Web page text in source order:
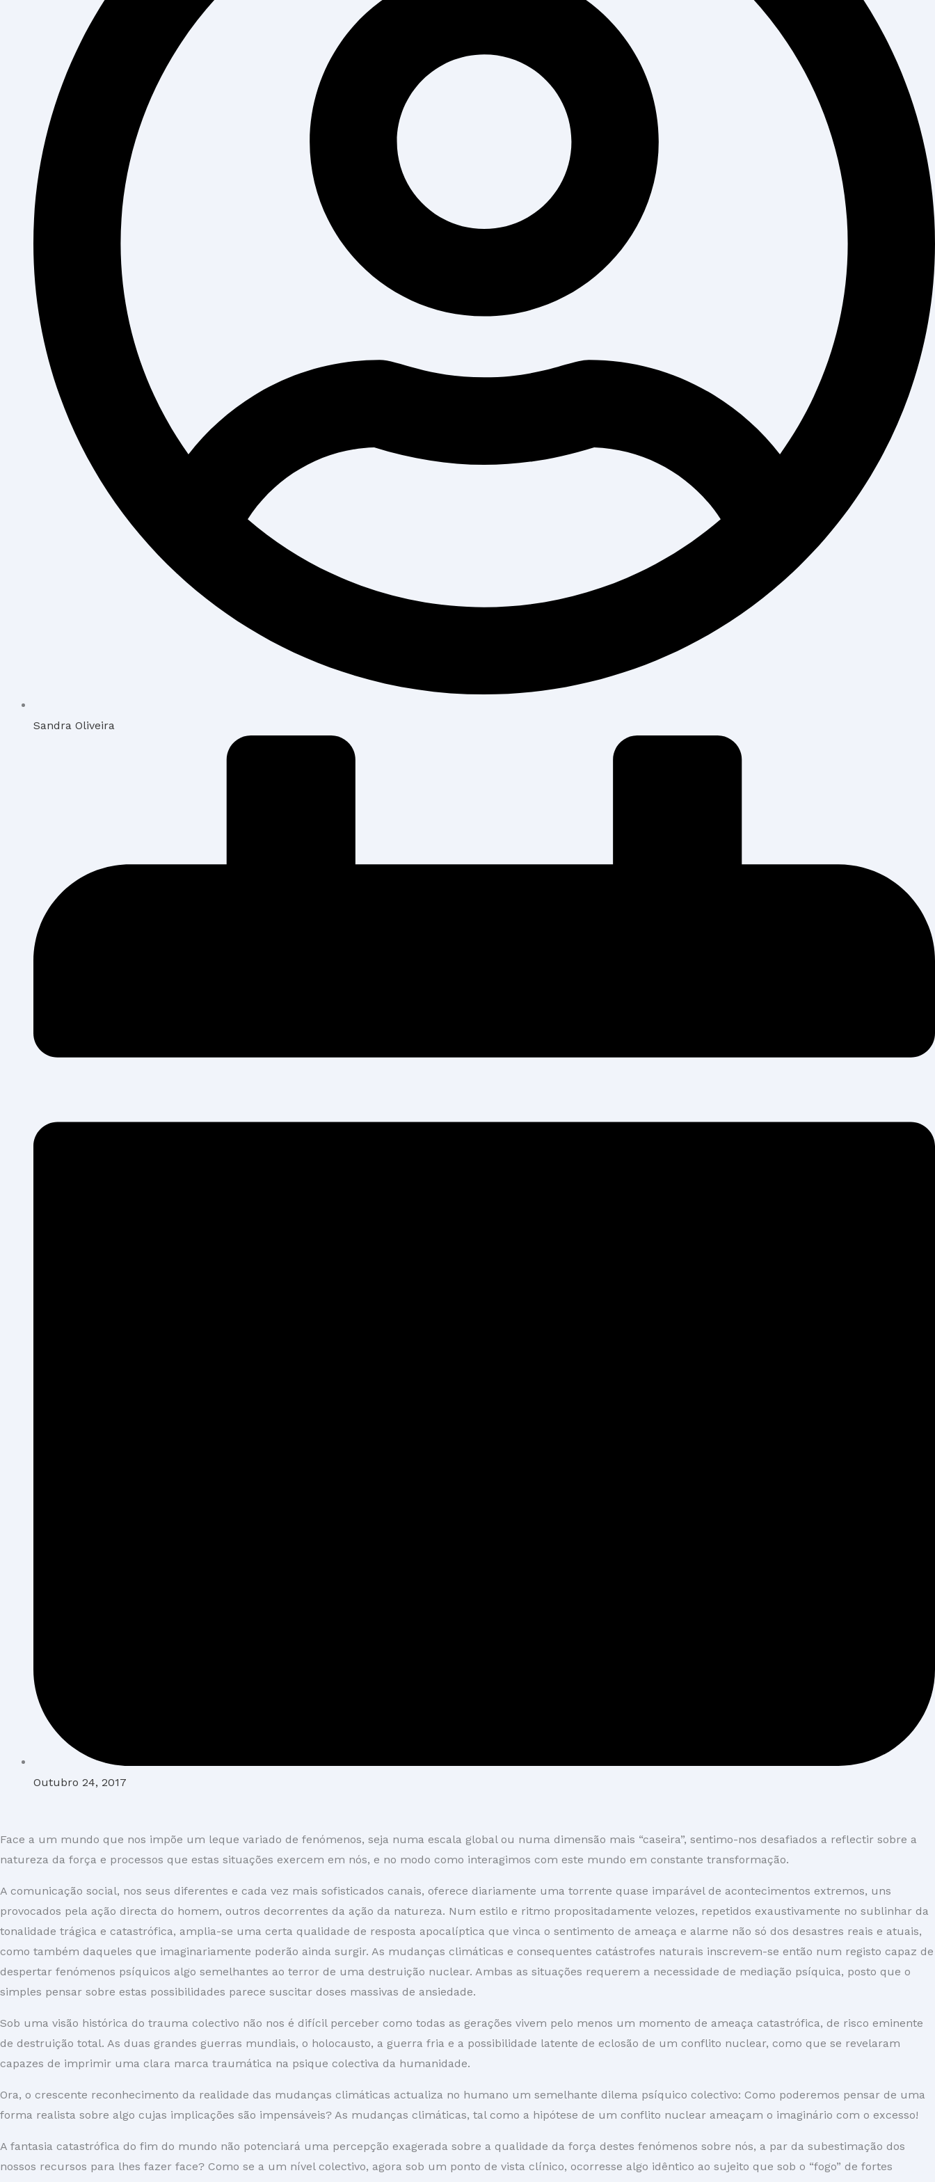
Sandra Oliveira
Outubro 24, 2017
Face a um mundo que nos impõe um leque variado de fenómenos, seja numa escala global ou numa dimensão mais “caseira”, sentimo-nos desafiados a reflectir sobre a
natureza da força e processos que estas situações exercem em nós, e no modo como interagimos com este mundo em constante transformação.
A comunicação social, nos seus diferentes e cada vez mais sofisticados canais, oferece diariamente uma torrente quase imparável de acontecimentos extremos, uns
provocados pela ação directa do homem, outros decorrentes da ação da natureza. Num estilo e ritmo propositadamente velozes, repetidos exaustivamente no sublinhar da
tonalidade trágica e catastrófica, amplia-se uma certa qualidade de resposta apocalíptica que vinca o sentimento de ameaça e alarme não só dos desastres reais e atuais,
como também daqueles que imaginariamente poderão ainda surgir. As mudanças climáticas e consequentes catástrofes naturais inscrevem-se então num registo capaz de
despertar fenómenos psíquicos algo semelhantes ao terror de uma destruição nuclear. Ambas as situações requerem a necessidade de mediação psíquica, posto que o
simples pensar sobre estas possibilidades parece suscitar doses massivas de ansiedade.
Sob uma visão histórica do trauma colectivo não nos é difícil perceber como todas as gerações vivem pelo menos um momento de ameaça catastrófica, de risco eminente
de destruição total. As duas grandes guerras mundiais, o holocausto, a guerra fria e a possibilidade latente de eclosão de um conflito nuclear, como que se revelaram
capazes de imprimir uma clara marca traumática na psique colectiva da humanidade.
Ora, o crescente reconhecimento da realidade das mudanças climáticas actualiza no humano um semelhante dilema psíquico colectivo: Como poderemos pensar de uma
forma realista sobre algo cujas implicações são impensáveis? As mudanças climáticas, tal como a hipótese de um conflito nuclear ameaçam o imaginário com o excesso!
A fantasia catastrófica do fim do mundo não potenciará uma percepção exagerada sobre a qualidade da força destes fenómenos sobre nós, a par da subestimação dos
nossos recursos para lhes fazer face? Como se a um nível colectivo, agora sob um ponto de vista clínico, ocorresse algo idêntico ao sujeito que sob o “fogo” de fortes